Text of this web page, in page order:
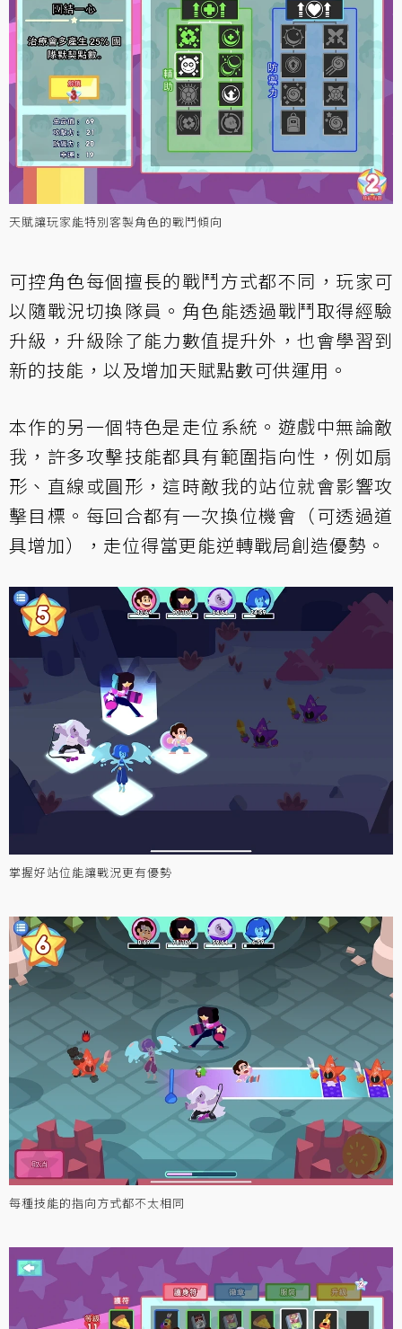
天賦讓玩家能特別客製角色的戰鬥傾向
可控角色每個擅長的戰鬥方式都不同，玩家可
以隨戰況切換隊員。角色能透過戰鬥取得經驗
升級，升級除了能力數值提升外，也會學習到
新的技能，以及增加天賦點數可供運用。
本作的另一個特色是走位系統。遊戲中無論敵
我，許多攻擊技能都具有範圍指向性，例如扇
形、直線或圓形，這時敵我的站位就會影響攻
擊目標。每回合都有一次換位機會（可透過道
具增加），走位得當更能逆轉戰局創造優勢。
掌握好站位能讓戰況更有優勢
每種技能的指向方式都不太相同